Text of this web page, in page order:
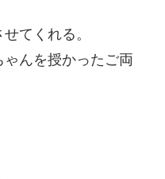
てくれる。
んを授かったご両